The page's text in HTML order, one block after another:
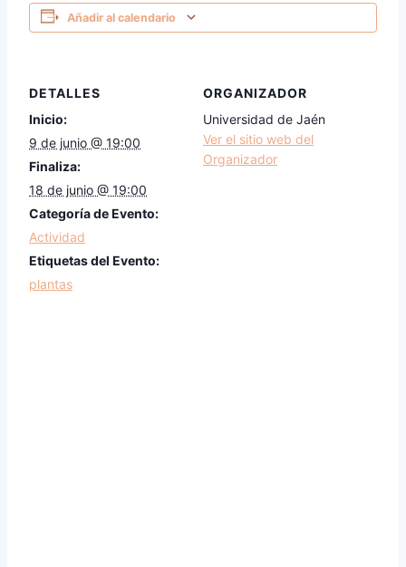
Añadir al calendario
DETALLES
Inicio:
9 de junio @ 19:00
Finaliza:
18 de junio @ 19:00
Categoría de Evento:
Actividad
Etiquetas del Evento:
plantas
ORGANIZADOR
Universidad de Jaén
Ver el sitio web del
Organizador